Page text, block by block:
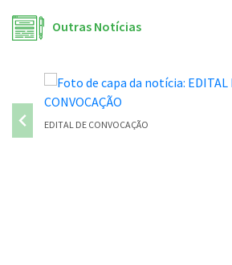
Outras Notícias
EDITAL DE CONVOCAÇÃO